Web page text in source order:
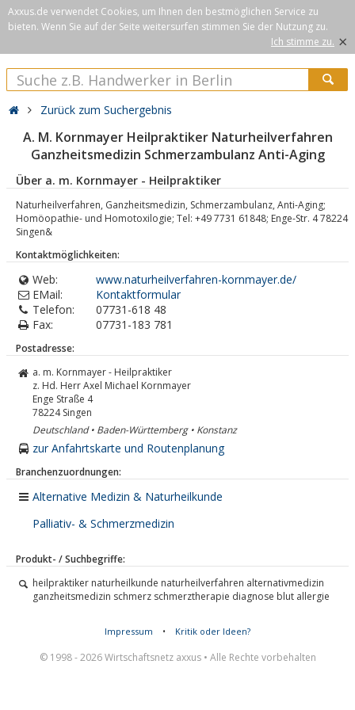
Axxus.de verwendet Cookies, um Ihnen den bestmöglichen Service zu
bieten. Wenn Sie auf der Seite weitersurfen stimmen Sie der Nutzung zu.
Ich stimme zu. ×
Zurück zum Suchergebnis
A. M. Kornmayer Heilpraktiker Naturheilverfahren
Ganzheitsmedizin Schmerzambulanz Anti-Aging
Über a. m. Kornmayer - Heilpraktiker
Naturheilverfahren, Ganzheitsmedizin, Schmerzambulanz, Anti-Aging;
Homöopathie- und Homotoxilogie; Tel: +49 7731 61848; Enge-Str. 4 78224
Singen&
Kontaktmöglichkeiten:
Web:
www.naturheilverfahren-kornmayer.de/
EMail:
Kontaktformular
Telefon:
07731-618 48
Fax:
07731-183 781
Postadresse:
a. m. Kornmayer - Heilpraktiker
z. Hd. Herr Axel Michael Kornmayer
Enge Straße 4
78224 Singen
Deutschland • Baden-Württemberg • Konstanz
zur Anfahrtskarte und Routenplanung
Branchenzuordnungen:
Alternative Medizin & Naturheilkunde
Palliativ- & Schmerzmedizin
Produkt- / Suchbegriffe:
heilpraktiker naturheilkunde naturheilverfahren alternativmedizin
ganzheitsmedizin schmerz schmerztherapie diagnose blut allergie
Impressum • Kritik oder Ideen?
© 1998 - 2026 Wirtschaftsnetz axxus • Alle Rechte vorbehalten